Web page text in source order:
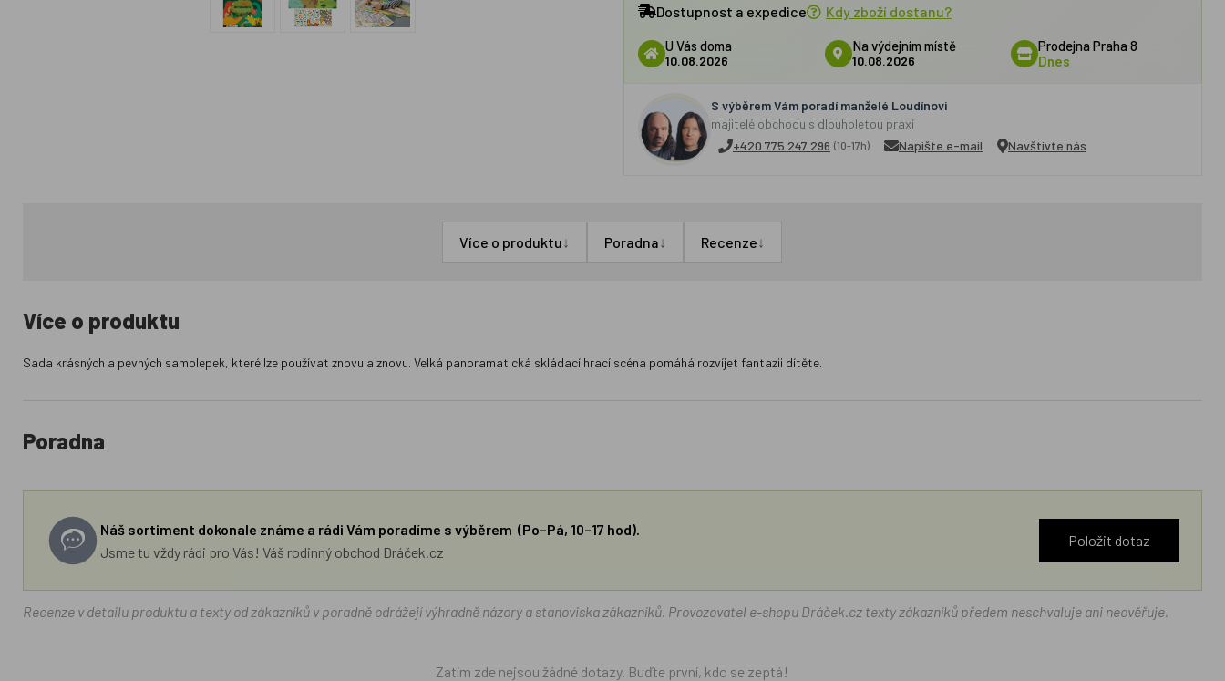
Dostupnost a expedice Kdy zboží dostanu?
U Vás doma
10.08.2026
Na výdejním místě
10.08.2026
Prodejna Praha 8
Dnes
S výběrem Vám poradí manželé Loudínovi
majitelé obchodu s dlouholetou praxí
+420 775 247 296 (10-17h) Napište e-mail Navštivte nás
Více o produktu↓ Poradna↓ Recenze↓
Více o produktu
Sada krásných a pevných samolepek, které lze používat znovu a znovu. Velká panoramatická skládací hrací scéna pomáhá rozvíjet fantazii dítěte.
Poradna
Náš sortiment dokonale známe a rádi Vám poradíme s výběrem (Po–Pá, 10–17 hod).
Jsme tu vždy rádi pro Vás! Váš rodinný obchod Dráček.cz
Položit dotaz
Recenze v detailu produktu a texty od zákazníků v poradně odrážejí výhradně názory a stanoviska zákazníků. Provozovatel e-shopu Dráček.cz texty zákazníků předem neschvaluje ani neověřuje.
Zatím zde nejsou žádné dotazy. Buďte první, kdo se zeptá!